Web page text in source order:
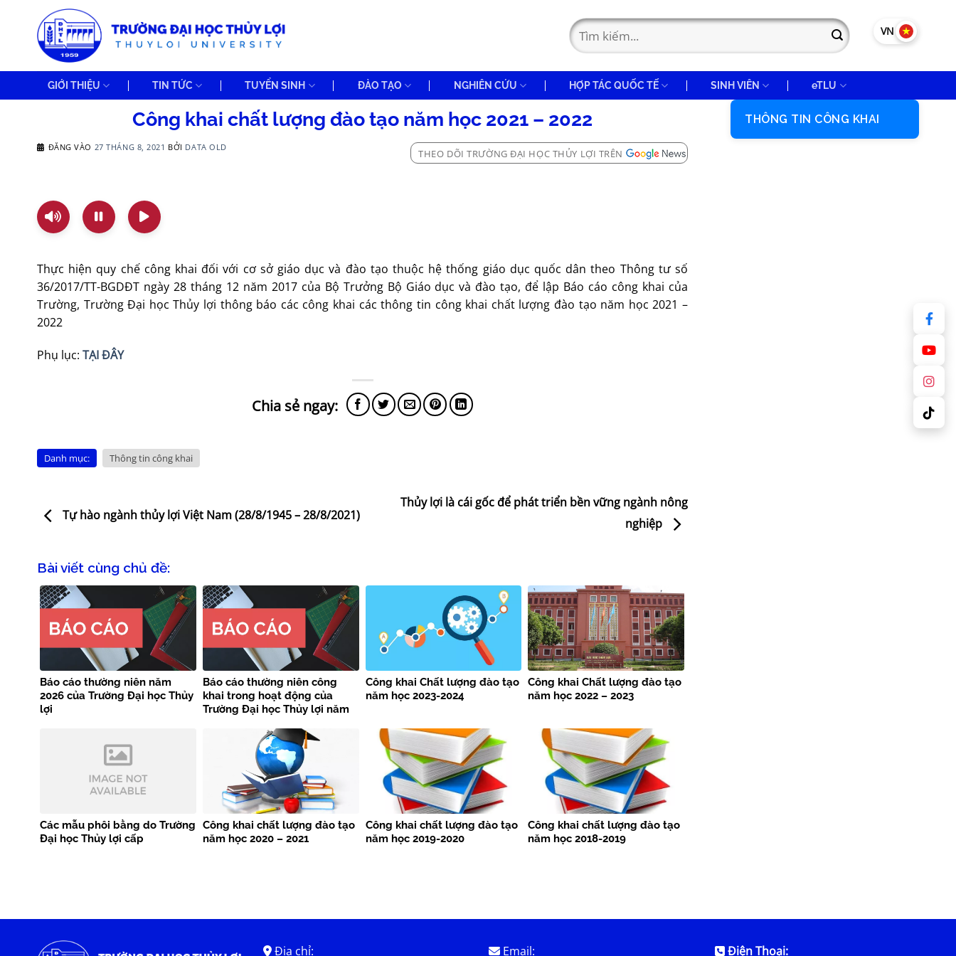
VN EN
GIỚI THIỆU TIN TỨC TUYỂN SINH ĐÀO TẠO NGHIÊN CỨU HỢP TÁC QUỐC TẾ SINH VIÊN eTLU
Công khai chất lượng đào tạo năm học 2021 – 2022
ĐĂNG VÀO 27 THÁNG 8, 2021 BỞI DATA OLD
THEO DÕI TRƯỜNG ĐẠI HỌC THỦY LỢI TRÊN
Thực hiện quy chế công khai đối với cơ sở giáo dục và đào tạo thuộc hệ thống giáo dục quốc dân theo Thông tư số
36/2017/TT-BGDĐT ngày 28 tháng 12 năm 2017 của Bộ Trưởng Bộ Giáo dục và đào tạo, để lập Báo cáo công khai của
Trường, Trường Đại học Thủy lợi thông báo các công khai các thông tin công khai chất lượng đào tạo năm học 2021 –
2022
Phụ lục: TẠI ĐÂY
Danh mục: Thông tin công khai
Tự hào ngành thủy lợi Việt Nam (28/8/1945 – 28/8/2021)
Thủy lợi là cái gốc để phát triển bền vững ngành nông
nghiệp
Bài viết cùng chủ đề:
Báo cáo thường niên năm
2026 của Trường Đại học Thủy
lợi
Báo cáo thường niên công
khai trong hoạt động của
Trường Đại học Thủy lợi năm
Công khai Chất lượng đào tạo
năm học 2023-2024
Công khai Chất lượng đào tạo
năm học 2022 – 2023
Các mẫu phôi bằng do Trường
Đại học Thủy lợi cấp
Công khai chất lượng đào tạo
năm học 2020 – 2021
Công khai chất lượng đào tạo
năm học 2019-2020
Công khai chất lượng đào tạo
năm học 2018-2019
THÔNG TIN CÔNG KHAI
Địa chỉ: Email: Điện Thoại: